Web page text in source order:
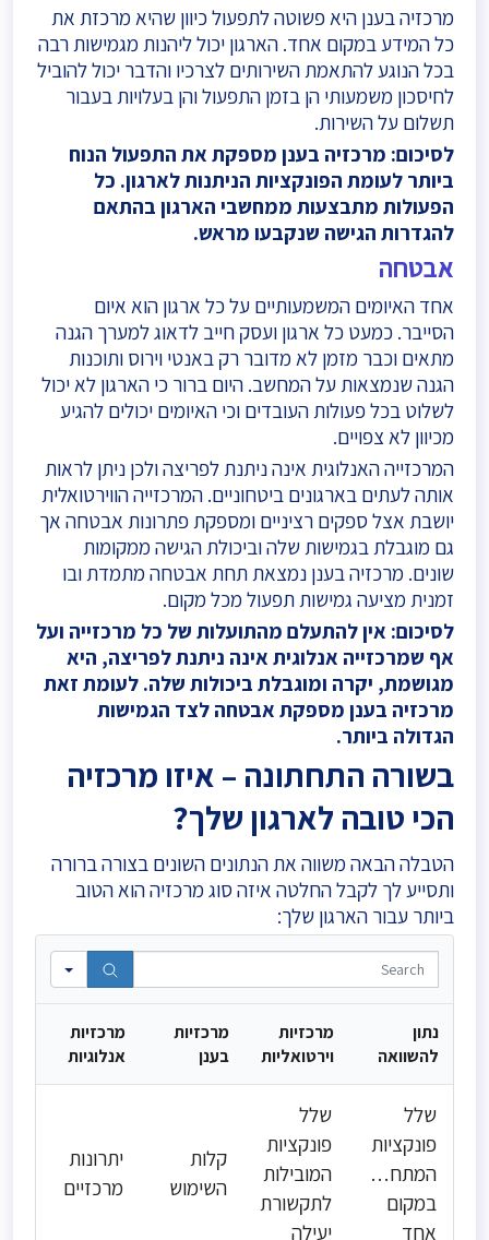
מרכזיה בענן היא פשוטה לתפעול כיוון שהיא מרכזת את
כל המידע במקום אחד. הארגון יכול ליהנות מגמישות רבה
בכל הנוגע להתאמת השירותים לצרכיו והדבר יכול להוביל
לחיסכון משמעותי הן בזמן התפעול והן בעלויות בעבור
תשלום על השירות.
לסיכום: מרכזיה בענן מספקת את התפעול הנוח
ביותר לעומת הפונקציות הניתנות לארגון. כל
הפעולות מתבצעות ממחשבי הארגון בהתאם
להגדרות הגישה שנקבעו מראש.
אבטחה
אחד האיומים המשמעותיים על כל ארגון הוא איום
הסייבר. כמעט כל ארגון ועסק חייב לדאוג למערך הגנה
מתאים וכבר מזמן לא מדובר רק באנטי וירוס ותוכנות
הגנה שנמצאות על המחשב. היום ברור כי הארגון לא יכול
לשלוט בכל פעולות העובדים וכי האיומים יכולים להגיע
מכיוון לא צפויים.
המרכזייה האנלוגית אינה ניתנת לפריצה ולכן ניתן לראות
אותה לעתים בארגונים ביטחוניים. המרכזייה הווירטואלית
יושבת אצל ספקים רציניים ומספקת פתרונות אבטחה אך
גם מוגבלת בגמישות שלה וביכולת הגישה ממקומות
שונים. מרכזיה בענן נמצאת תחת אבטחה מתמדת ובו
זמנית מציעה גמישות תפעול מכל מקום.
לסיכום: אין להתעלם מהתועלות של כל מרכזייה ועל
אף שמרכזייה אנלוגית אינה ניתנת לפריצה, היא
מגושמת, יקרה ומוגבלת ביכולות שלה. לעומת זאת
מרכזיה בענן מספקת אבטחה לצד הגמישות
הגדולה ביותר.
בשורה התחתונה – איזו מרכזיה
הכי טובה לארגון שלך?
הטבלה הבאה משווה את הנתונים השונים בצורה ברורה
ותסייע לך לקבל החלטה איזה סוג מרכזיה הוא הטוב
ביותר עבור הארגון שלך:
נתון
להשוואה
מרכזיות
וירטואליות
מרכזיות
בענן
מרכזיות
אנלוגיות
שלל
פונקציות
המתחברות
במקום
אחד
שלל
פונקציות
המובילות
לתקשורת
יעילה
קלות
השימוש
יתרונות
מרכזיים